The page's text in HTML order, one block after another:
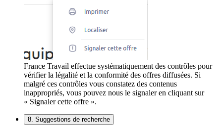
France Travail effectue systématiquement des contrôles pour
vérifier la légalité et la conformité des offres diffusées. Si
malgré ces contrôles vous constatez des contenus
inappropriés, vous pouvez nous le signaler en cliquant sur
« Signaler cette offre ».
8. Suggestions de recherche